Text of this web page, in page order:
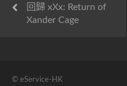
回歸 xXx: Return of
Xander Cage
© eService-HK